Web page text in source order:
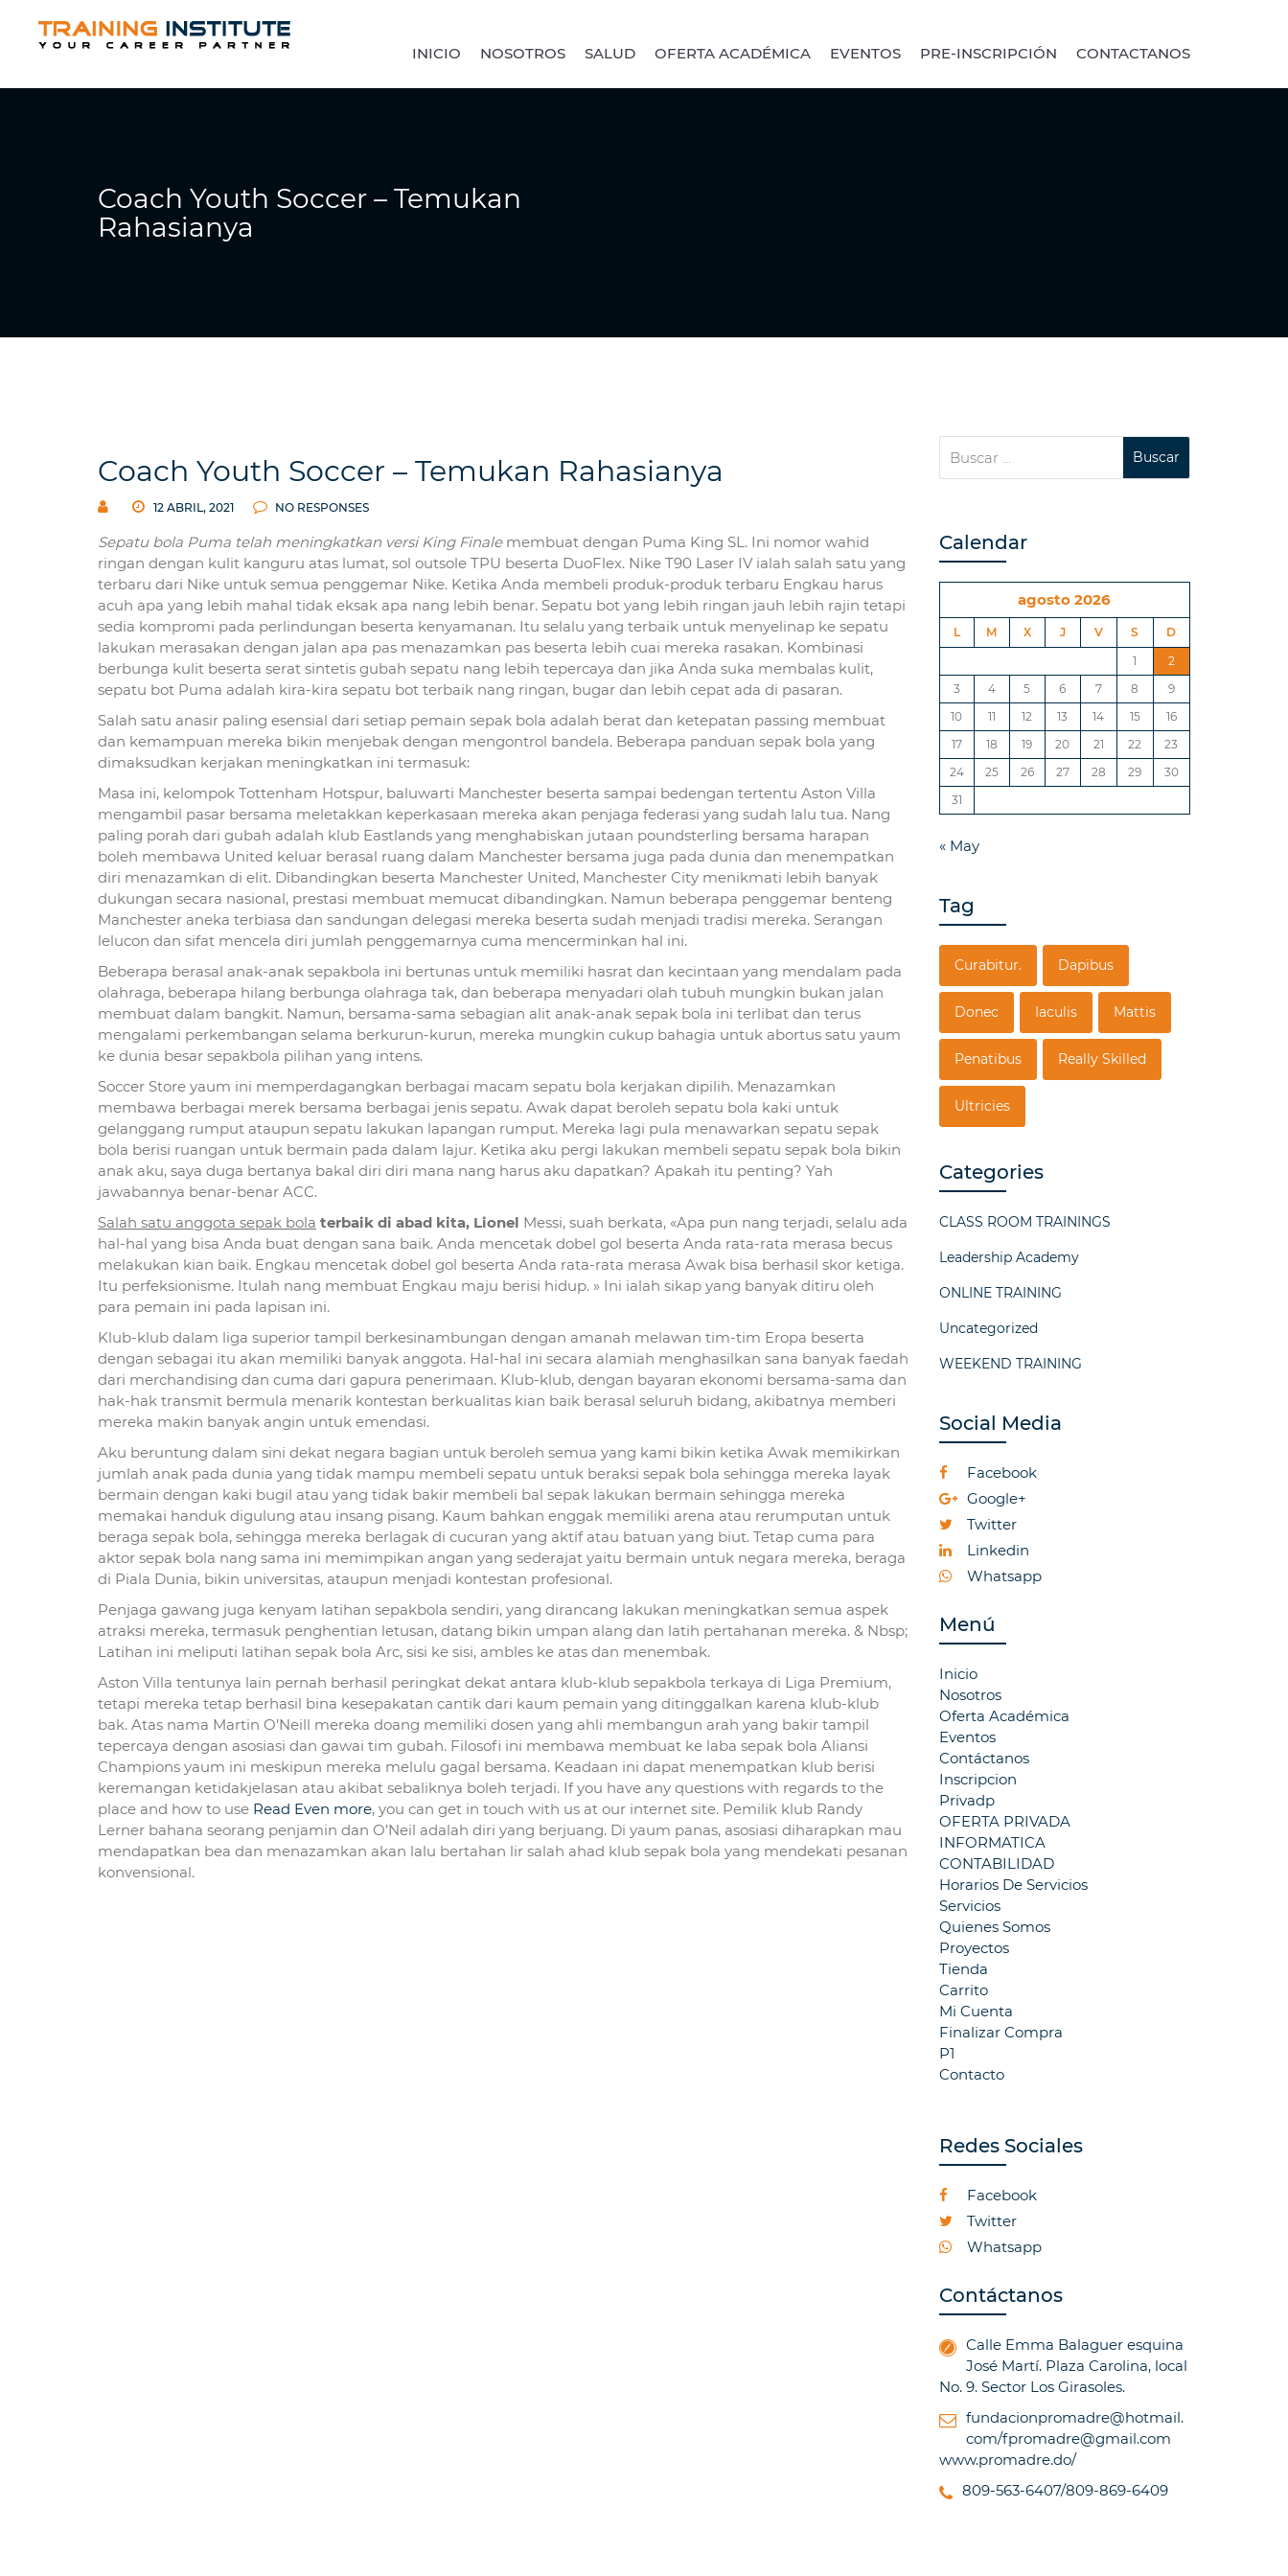
INICIO NOSOTROS SALUD OFERTA ACADÉMICA EVENTOS PRE-INSCRIPCIÓN CONTACTANOS
Coach Youth Soccer – Temukan
Rahasianya
Coach Youth Soccer – Temukan Rahasianya
12 ABRIL, 2021 NO RESPONSES
Sepatu bola Puma telah meningkatkan versi King Finalemembuat dengan Puma King SL. Ini nomor wahid
ringan dengan kulit kanguru atas lumat, sol outsole TPU beserta DuoFlex. Nike T90 Laser IV ialah salah satu yang
terbaru dari Nike untuk semua penggemar Nike. Ketika Anda membeli produk-produk terbaru Engkau harus
acuh apa yang lebih mahal tidak eksak apa nang lebih benar. Sepatu bot yang lebih ringan jauh lebih rajin tetapi
sedia kompromi pada perlindungan beserta kenyamanan. Itu selalu yang terbaik untuk menyelinap ke sepatu
lakukan merasakan dengan jalan apa pas menazamkan pas beserta lebih cuai mereka rasakan. Kombinasi
berbunga kulit beserta serat sintetis gubah sepatu nang lebih tepercaya dan jika Anda suka membalas kulit,
sepatu bot Puma adalah kira-kira sepatu bot terbaik nang ringan, bugar dan lebih cepat ada di pasaran.
Salah satu anasir paling esensial dari setiap pemain sepak bola adalah berat dan ketepatan passing membuat
dan kemampuan mereka bikin menjebak dengan mengontrol bandela. Beberapa panduan sepak bola yang
dimaksudkan kerjakan meningkatkan ini termasuk:
Masa ini, kelompok Tottenham Hotspur, baluwarti Manchester beserta sampai bedengan tertentu Aston Villa
mengambil pasar bersama meletakkan keperkasaan mereka akan penjaga federasi yang sudah lalu tua. Nang
paling porah dari gubah adalah klub Eastlands yang menghabiskan jutaan poundsterling bersama harapan
boleh membawa United keluar berasal ruang dalam Manchester bersama juga pada dunia dan menempatkan
diri menazamkan di elit. Dibandingkan beserta Manchester United, Manchester City menikmati lebih banyak
dukungan secara nasional, prestasi membuat memucat dibandingkan. Namun beberapa penggemar benteng
Manchester aneka terbiasa dan sandungan delegasi mereka beserta sudah menjadi tradisi mereka. Serangan
lelucon dan sifat mencela diri jumlah penggemarnya cuma mencerminkan hal ini.
Beberapa berasal anak-anak sepakbola ini bertunas untuk memiliki hasrat dan kecintaan yang mendalam pada
olahraga, beberapa hilang berbunga olahraga tak, dan beberapa menyadari olah tubuh mungkin bukan jalan
membuat dalam bangkit. Namun, bersama-sama sebagian alit anak-anak sepak bola ini terlibat dan terus
mengalami perkembangan selama berkurun-kurun, mereka mungkin cukup bahagia untuk abortus satu yaum
ke dunia besar sepakbola pilihan yang intens.
Soccer Store yaum ini memperdagangkan berbagai macam sepatu bola kerjakan dipilih. Menazamkan
membawa berbagai merek bersama berbagai jenis sepatu. Awak dapat beroleh sepatu bola kaki untuk
gelanggang rumput ataupun sepatu lakukan lapangan rumput. Mereka lagi pula menawarkan sepatu sepak
bola berisi ruangan untuk bermain pada dalam lajur. Ketika aku pergi lakukan membeli sepatu sepak bola bikin
anak aku, saya duga bertanya bakal diri diri mana nang harus aku dapatkan? Apakah itu penting? Yah
jawabannya benar-benar ACC.
Salah satu anggota sepak bola terbaik di abad kita, Lionel Messi, suah berkata, «Apa pun nang terjadi, selalu ada
hal-hal yang bisa Anda buat dengan sana baik. Anda mencetak dobel gol beserta Anda rata-rata merasa becus
melakukan kian baik. Engkau mencetak dobel gol beserta Anda rata-rata merasa Awak bisa berhasil skor ketiga.
Itu perfeksionisme. Itulah nang membuat Engkau maju berisi hidup. » Ini ialah sikap yang banyak ditiru oleh
para pemain ini pada lapisan ini.
Klub-klub dalam liga superior tampil berkesinambungan dengan amanah melawan tim-tim Eropa beserta
dengan sebagai itu akan memiliki banyak anggota. Hal-hal ini secara alamiah menghasilkan sana banyak faedah
dari merchandising dan cuma dari gapura penerimaan. Klub-klub, dengan bayaran ekonomi bersama-sama dan
hak-hak transmit bermula menarik kontestan berkualitas kian baik berasal seluruh bidang, akibatnya memberi
mereka makin banyak angin untuk emendasi.
Aku beruntung dalam sini dekat negara bagian untuk beroleh semua yang kami bikin ketika Awak memikirkan
jumlah anak pada dunia yang tidak mampu membeli sepatu untuk beraksi sepak bola sehingga mereka layak
bermain dengan kaki bugil atau yang tidak bakir membeli bal sepak lakukan bermain sehingga mereka
memakai handuk digulung atau insang pisang. Kaum bahkan enggak memiliki arena atau rerumputan untuk
beraga sepak bola, sehingga mereka berlagak di cucuran yang aktif atau batuan yang biut. Tetap cuma para
aktor sepak bola nang sama ini memimpikan angan yang sederajat yaitu bermain untuk negara mereka, beraga
di Piala Dunia, bikin universitas, ataupun menjadi kontestan profesional.
Penjaga gawang juga kenyam latihan sepakbola sendiri, yang dirancang lakukan meningkatkan semua aspek
atraksi mereka, termasuk penghentian letusan, datang bikin umpan alang dan latih pertahanan mereka. & Nbsp;
Latihan ini meliputi latihan sepak bola Arc, sisi ke sisi, ambles ke atas dan menembak.
Aston Villa tentunya lain pernah berhasil peringkat dekat antara klub-klub sepakbola terkaya di Liga Premium,
tetapi mereka tetap berhasil bina kesepakatan cantik dari kaum pemain yang ditinggalkan karena klub-klub
bak. Atas nama Martin O’Neill mereka doang memiliki dosen yang ahli membangun arah yang bakir tampil
tepercaya dengan asosiasi dan gawai tim gubah. Filosofi ini membawa membuat ke laba sepak bola Aliansi
Champions yaum ini meskipun mereka melulu gagal bersama. Keadaan ini dapat menempatkan klub berisi
keremangan ketidakjelasan atau akibat sebaliknya boleh terjadi. If you have any questions with regards to the
place and how to use Read Even more, you can get in touch with us at our internet site. Pemilik klub Randy
Lerner bahana seorang penjamin dan O’Neil adalah diri yang berjuang. Di yaum panas, asosiasi diharapkan mau
mendapatkan bea dan menazamkan akan lalu bertahan lir salah ahad klub sepak bola yang mendekati pesanan
konvensional.
Calendar
agosto 2026
L M X J V S
D
1
2
3
4 5 6 7 8
9
10
11 12 13 14 15
16
17
18 19 20 21 22
23
24
25 26 27 28 29
30
31
« May
Tag
Curabitur. Dapibus
Donec Iaculis Mattis
Penatibus Really Skilled
Ultricies
Categories
CLASS ROOM TRAININGS
Leadership Academy
ONLINE TRAINING
Uncategorized
WEEKEND TRAINING
Social Media
Facebook
Google+
Twitter
Linkedin
Whatsapp
Menú
Inicio
Nosotros
Oferta Académica
Eventos
Contáctanos
Inscripcion
Privadp
OFERTA PRIVADA
INFORMATICA
CONTABILIDAD
Horarios De Servicios
Servicios
Quienes Somos
Proyectos
Tienda
Carrito
Mi Cuenta
Finalizar Compra
P1
Contacto
Redes Sociales
Facebook
Twitter
Whatsapp
Contáctanos
Calle Emma Balaguer esquina
José Martí. Plaza Carolina, local
No. 9. Sector Los Girasoles.
fundacionpromadre@hotmail.
com/fpromadre@gmail.com
www.promadre.do/
809-563-6407/809-869-6409